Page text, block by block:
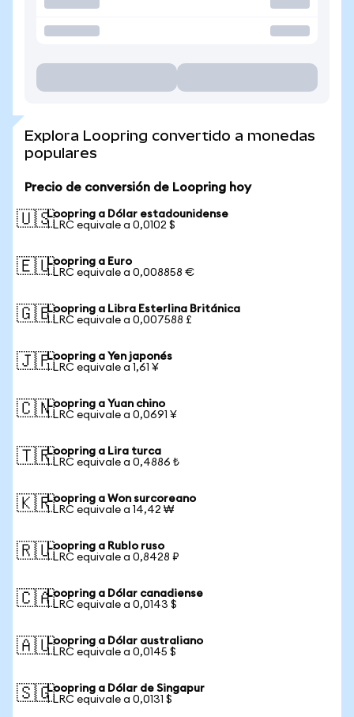
Explora Loopring convertido a monedas
populares
Precio de conversión de Loopring hoy
🇺🇸Loopring a Dólar estadounidense
1 LRC equivale a 0,0102 $
🇪🇺Loopring a Euro
1 LRC equivale a 0,008858 €
🇬🇧Loopring a Libra Esterlina Británica
1 LRC equivale a 0,007588 £
🇯🇵Loopring a Yen japonés
1 LRC equivale a 1,61 ¥
🇨🇳Loopring a Yuan chino
1 LRC equivale a 0,0691 ¥
🇹🇷Loopring a Lira turca
1 LRC equivale a 0,4886 ₺
🇰🇷Loopring a Won surcoreano
1 LRC equivale a 14,42 ₩
🇷🇺Loopring a Rublo ruso
1 LRC equivale a 0,8428 ₽
🇨🇦Loopring a Dólar canadiense
1 LRC equivale a 0,0143 $
🇦🇺Loopring a Dólar australiano
1 LRC equivale a 0,0145 $
🇸🇬Loopring a Dólar de Singapur
1 LRC equivale a 0,0131 $